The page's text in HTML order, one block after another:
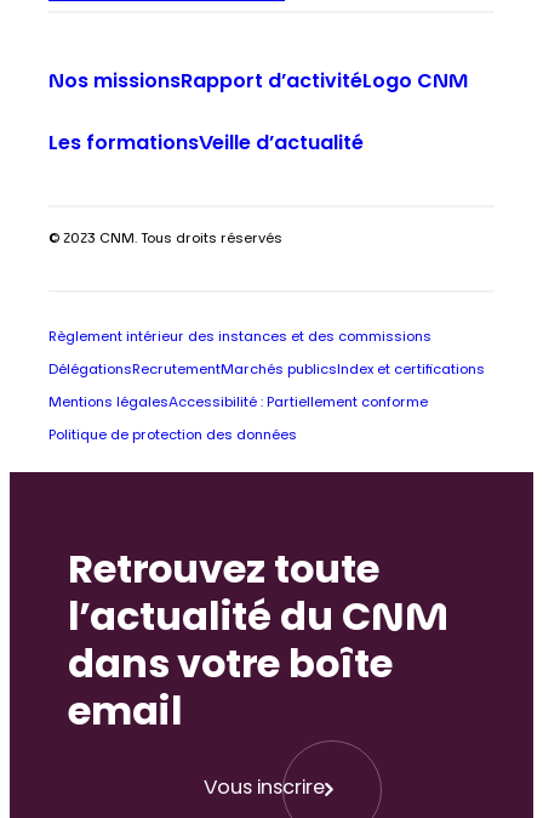
Nos missionsRapport d’activitéLogo CNM
Les formationsVeille d’actualité
© 2023 CNM. Tous droits réservés
Règlement intérieur des instances et des commissions
Délégations RecrutementMarchés publics Index et certifications
Mentions légalesAccessibilité : Partiellement conforme
Politique de protection des données
Retrouvez toute
l’actualité du CNM
dans votre boîte
email
Vous inscrire